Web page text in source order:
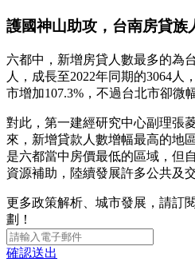
護國神山助攻，台南房貸族
六都中，新增房貸人數最多的為
人，成長至2022年同期的3064人
市增加107.3%，不過台北市卻微
對此，第一建經研究中心副理張
來，新增貸款人數增幅最高的地
是六都當中房價最低的區域，但
資源補助，陸續發展許多公共及
更多政策解析、城市發展，請訂
劃！
確認送出